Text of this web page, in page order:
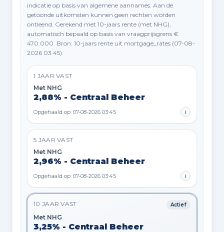
indicatie op basis van algemene aannames. Aan de
getoonde uitkomsten kunnen geen rechten worden
ontleend. Gerekend met 10-jaars rente (met NHG),
automatisch bepaald op basis van vraagprijsgrens €
470.000. Bron: 10-jaars rente uit mortgage_rates (07-08-
2026 03:45).
1 JAAR VAST
Met NHG
2,88% - Centraal Beheer
Opgehaald op: 07-08-2026 03:45 i
5 JAAR VAST
Met NHG
2,96% - Centraal Beheer
Opgehaald op: 07-08-2026 03:45 i
10 JAAR VAST Actief
Met NHG
3,25% - Centraal Beheer